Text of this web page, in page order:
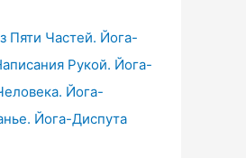
Пяти Частей. Йога-
Рукой. Йога-
Йога-
Йога-Диспута